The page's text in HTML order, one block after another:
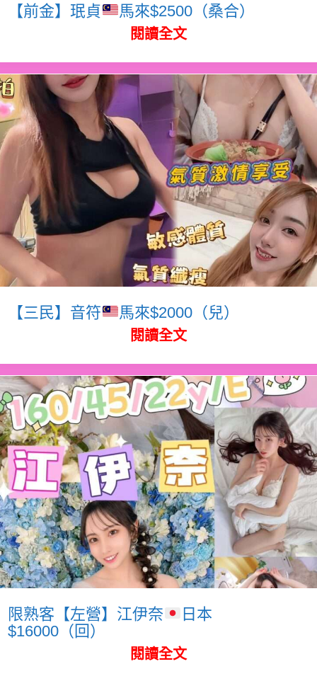
【前金】珉貞 馬來$2500（桑合）
閱讀全文
【三民】音符 馬來$2000（兒）
閱讀全文
限熟客【左營】江伊奈
日本
$16000（回）
閱讀全文